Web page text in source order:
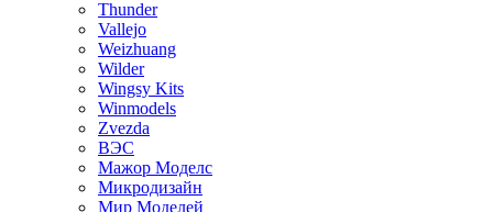
Thunder
Vallejo
Weizhuang
Wilder
Wingsy Kits
Winmodels
Zvezda
ВЭС
Мажор Моделс
Микродизайн
Мир Моделей